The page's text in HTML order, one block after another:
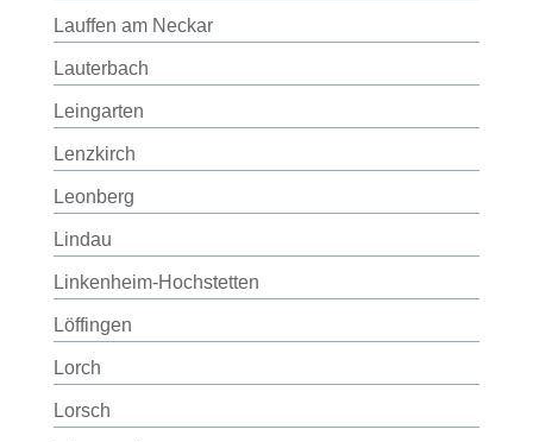
Lauffen am Neckar
Lauterbach
Leingarten
Lenzkirch
Leonberg
Lindau
Linkenheim-Hochstetten
Löffingen
Lorch
Lorsch